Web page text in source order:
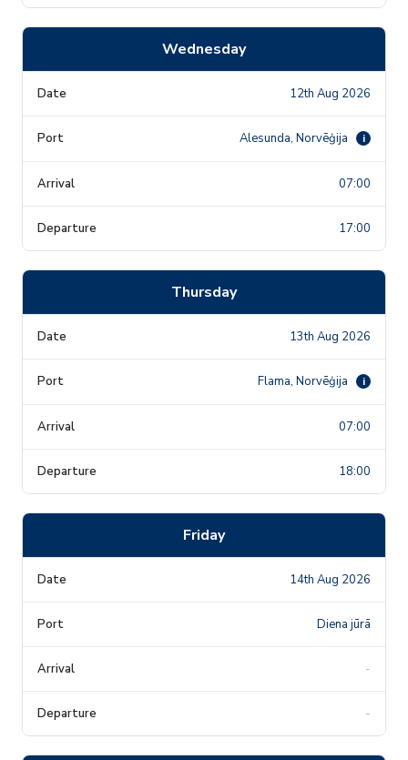
Wednesday
12th Aug 2026
Alesunda, Norvēģija i
07:00
17:00
Thursday
13th Aug 2026
Flama, Norvēģija i
07:00
18:00
Friday
14th Aug 2026
Diena jūrā
-
-